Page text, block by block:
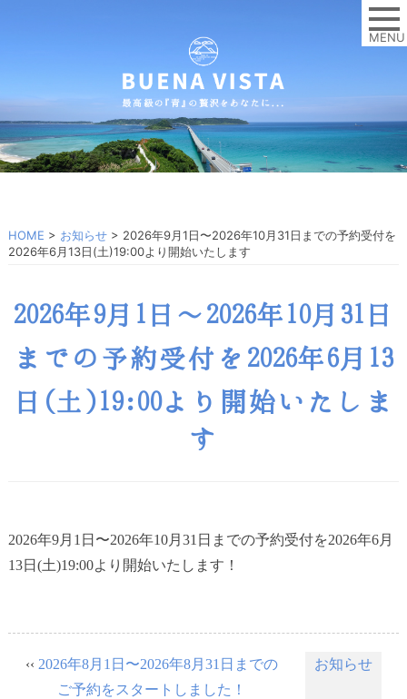
MENU
HOME > お知らせ> 2026年9月1日〜2026年10月31日までの予約受付を
2026年6月13日(土)19:00より開始いたします
2026年9月1日〜2026年10月31日
までの予約受付を2026年6月13
日(土)19:00より開始いたしま
す
2026年9月1日〜2026年10月31日までの予約受付を2026年6月
13日(土)19:00より開始いたします！
‹‹ 2026年8月1日〜2026年8月31日までの
ご予約をスタートしました！
お知らせ